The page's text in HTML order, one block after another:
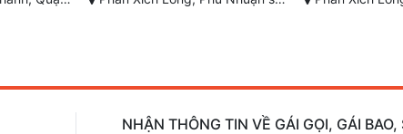
NHẬN THÔNG TIN VỀ GÁI GỌI, GÁI